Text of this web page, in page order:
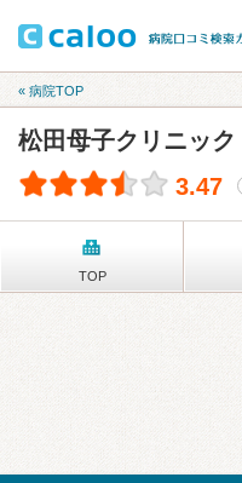
« 病院TOP
松田母子クリニック
3.47
TOP